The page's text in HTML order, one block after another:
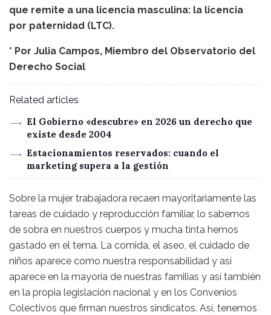
que remite a una licencia masculina: la licencia
por paternidad (LTC).
* Por Julia Campos, Miembro del Observatorio del
Derecho Social
Related articles
El Gobierno «descubre» en 2026 un derecho que
existe desde 2004
Estacionamientos reservados: cuando el
marketing supera a la gestión
Sobre la mujer trabajadora recaen mayoritariamente las
tareas de cuidado y reproducción familiar, lo sabemos
de sobra en nuestros cuerpos y mucha tinta hemos
gastado en el tema. La comida, el aseo, el cuidado de
niños aparece como nuestra responsabilidad y así
aparece en la mayoría de nuestras familias y así también
en la propia legislación nacional y en los Convenios
Colectivos que firman nuestros sindicatos. Así, tenemos